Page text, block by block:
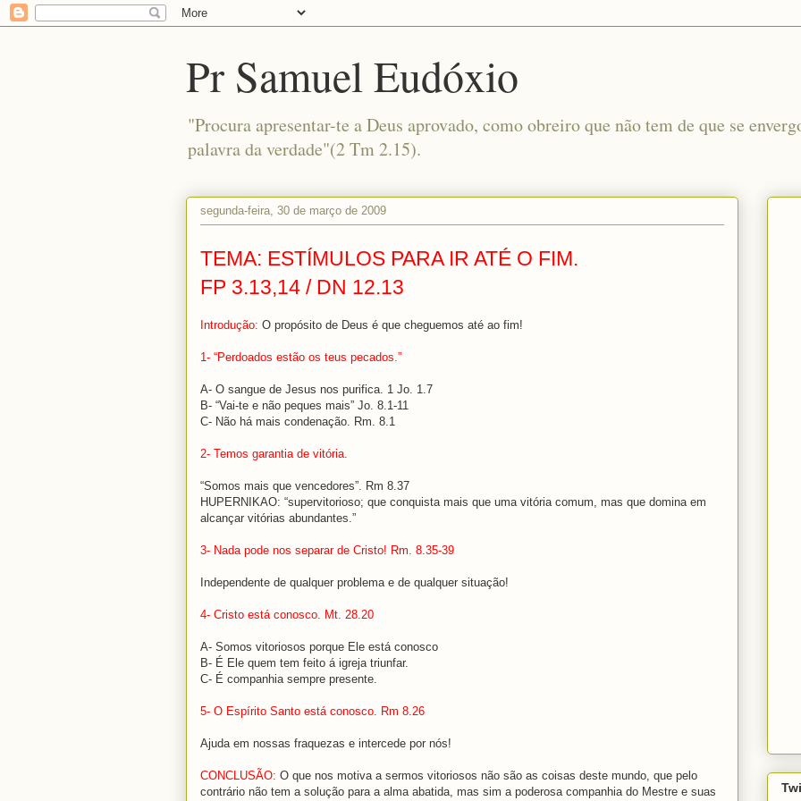
Pr Samuel Eudóxio
"Procura apresentar-te a Deus aprovado, como obreiro que não tem de que se
palavra da verdade"(2 Tm 2.15).
segunda-feira, 30 de março de 2009
TEMA: ESTÍMULOS PARA IR ATÉ O FIM.
FP 3.13,14 / DN 12.13
Introdução: O propósito de Deus é que cheguemos até ao fim!
1- “Perdoados estão os teus pecados.”
A- O sangue de Jesus nos purifica. 1 Jo. 1.7
B- “Vai-te e não peques mais” Jo. 8.1-11
C- Não há mais condenação. Rm. 8.1
2- Temos garantia de vitória.
“Somos mais que vencedores”. Rm 8.37
HUPERNIKAO: “supervitorioso; que conquista mais que uma vitória comum, mas que domina em
alcançar vitórias abundantes.”
3- Nada pode nos separar de Cristo! Rm. 8.35-39
Independente de qualquer problema e de qualquer situação!
4- Cristo está conosco. Mt. 28.20
A- Somos vitoriosos porque Ele está conosco
B- É Ele quem tem feito á igreja triunfar.
C- É companhia sempre presente.
5- O Espírito Santo está conosco. Rm 8.26
Ajuda em nossas fraquezas e intercede por nós!
CONCLUSÃO: O que nos motiva a sermos vitoriosos não são as coisas deste mundo, que pelo
contrário não tem a solução para a alma abatida, mas sim a poderosa companhia do Mestre e suas